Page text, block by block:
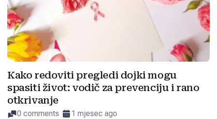
Kako redoviti pregledi dojki mogu
spasiti život: vodič za prevenciju i rano
otkrivanje
0 comments 1 mjesec ago